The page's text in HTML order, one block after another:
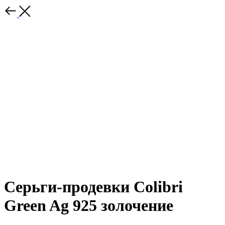
Серьги-продевки Colibri
Green Ag 925 золочение